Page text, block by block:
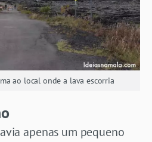
ao local onde a lava escorria
apenas um pequeno